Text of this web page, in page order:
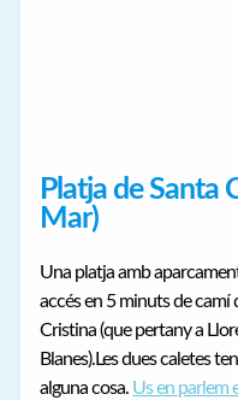
Platja de Santa
Mar)
Una platja amb
accés en 5 minuts de camí
Cristina (que pertany a
Blanes).Les dues caletes
alguna cosa. Us en parlem